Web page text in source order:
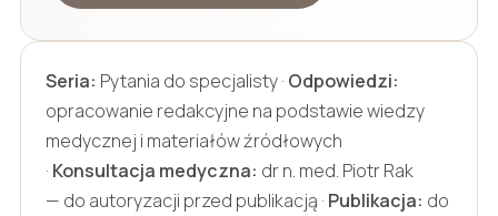
Seria: Pytania do specjalisty · Odpowiedzi:
opracowanie redakcyjne na podstawie wiedzy
medycznej i materiałów źródłowych
· Konsultacja medyczna: dr n. med. Piotr Rak
— do autoryzacji przed publikacją · Publikacja: do